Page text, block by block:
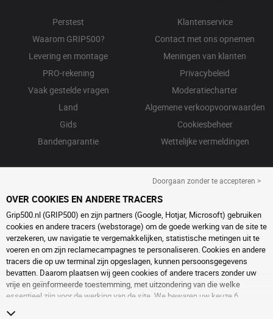
Perstest
Waarom GRIP500?
Levering en montage
PRO-rekening
Vaak gestelde vragen
Land
Gids
Bandengarantie
Klantenservice
Contact met ons opnemen
Meningen van klanten
Privacybeleid
Moderatiecharter
Algemene verkoopvoorwaarden
Cookiesbeheer
Wettelijke vermeldingen
Doorgaan zonder te accepteren >
OVER COOKIES EN ANDERE TRACERS
Grip500.nl (GRIP500) en zijn partners (Google, Hotjar, Microsoft) gebruiken
cookies en andere tracers (webstorage) om de goede werking van de site te
verzekeren, uw navigatie te vergemakkelijken, statistische metingen uit te
voeren en om zijn reclamecampagnes te personaliseren. Cookies en andere
tracers die op uw terminal zijn opgeslagen, kunnen persoonsgegevens
bevatten. Daarom plaatsen wij geen cookies of andere tracers zonder uw
vrije en geïnformeerde toestemming, met uitzondering van die welke
essentieel zijn voor de werking van de site. We bewaren uw keuze 6